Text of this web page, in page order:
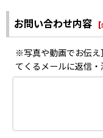
お問い合わせ内容 [
※写真や動画でお伝え
てくるメールに返信